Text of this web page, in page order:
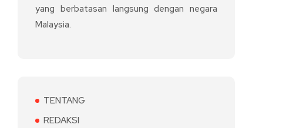
yang berbatasan langsung dengan negara
Malaysia.
TENTANG
REDAKSI